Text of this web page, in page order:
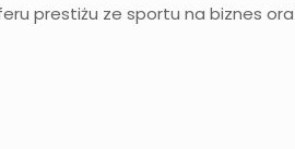
prestiżu ze sportu na biznes